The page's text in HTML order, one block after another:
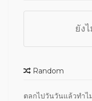
ยัง
Random
ตลกไปวันวันแล้วทำไ